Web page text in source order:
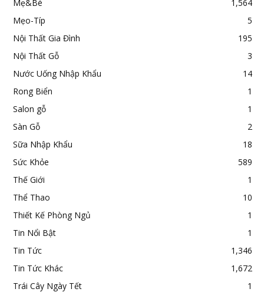
Mẹ&Bé
1,564
Mẹo-Típ
5
Nội Thất Gia Đình
195
Nội Thất Gỗ
3
Nước Uống Nhập Khẩu
14
Rong Biển
1
Salon gỗ
1
Sàn Gỗ
2
Sữa Nhập Khẩu
18
Sức Khỏe
589
Thế Giới
1
Thể Thao
10
Thiết Kế Phòng Ngủ
1
Tin Nổi Bật
1
Tin Tức
1,346
Tin Tức Khác
1,672
Trái Cây Ngày Tết
1